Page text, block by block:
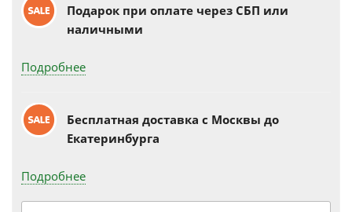
Подарок при оплате через СБП или
наличными
Подробнее
Бесплатная доставка c Москвы до
Екатеринбурга
Подробнее